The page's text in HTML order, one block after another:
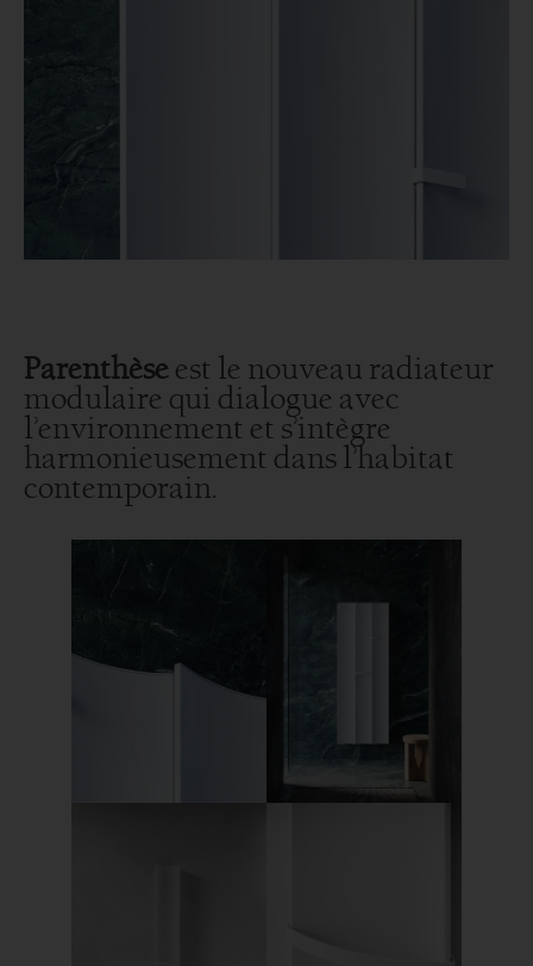
Parenthèse est le nouveau radiateur
modulaire qui dialogue avec
l’environnement et s’intègre
harmonieusement dans l’habitat
contemporain.